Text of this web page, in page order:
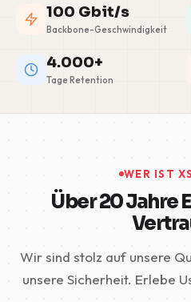
100 Gbit/s
Backbone-Geschwindigkeit
4.000+
Tage Retention
WER IST
Über 20 Jahre
Wir sind stolz auf unsere
unsere Sicherheit. Erlebe